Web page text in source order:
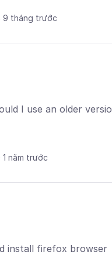
9 tháng trước
I use an older
năm trước
install firefox browser